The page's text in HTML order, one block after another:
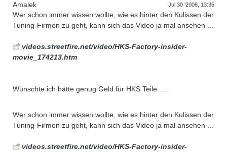
D
a
s
T
r
e
f
f
e
n
d
e
r
G
e
n
e
r
a
t
i
o
n
e
n
Amalek Jul 30 '2008, 13:35
Wer schon immer wissen wollte, wie es hinter den Kulissen der
Tuning-Firmen zu geht, kann sich das Video ja mal ansehen ...
videos.streetfire.net/video/HKS-Factory-insider-
movie_174213.htm
Wünschte ich hätte genug Geld für HKS Teile ....
Wer schon immer wissen wollte, wie es hinter den Kulissen der
Tuning-Firmen zu geht, kann sich das Video ja mal ansehen ...
videos.streetfire.net/video/HKS-Factory-insider-